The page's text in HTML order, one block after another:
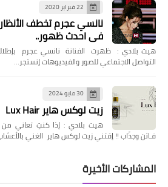
22 فبراير 2020
نانسي عجرم تخطف
في احدث ظهور..
هيت بلادي : ظهرت الفنانة نانسي عجرم
التواصل الاجتماعي للصور والفيديوهات إنستجر…
30 مايو 2024
زيت لوكس هاير Lux Hair
هيت بلادي : إذا كنتِ تعاني
فـاتن وجذّاب !! إقتني زيت لوكس هاير الغني
المشاركات الأخيرة